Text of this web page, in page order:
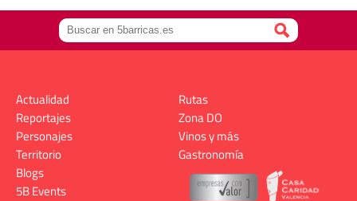
Actualidad
Reportajes
Personajes
Territorio
Rutas
Zona DO
Vinos y más
Gastronomía
Blogs
5B Events